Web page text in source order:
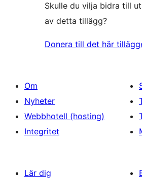
Skulle du vilja bidra till
av detta tillägg?
Donera till det här
Om
Nyheter
Webbhotell (hosting)
Integritet
Lär dig